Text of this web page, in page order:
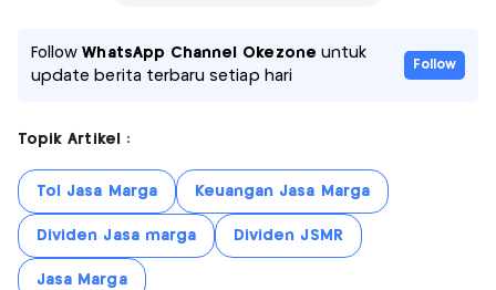
FollowWhatsApp Channel Okezone untuk
update berita terbaru setiap hari
Follow
Topik Artikel :
Tol Jasa Marga Keuangan Jasa Marga
Dividen Jasa marga Dividen JSMR
Jasa Marga